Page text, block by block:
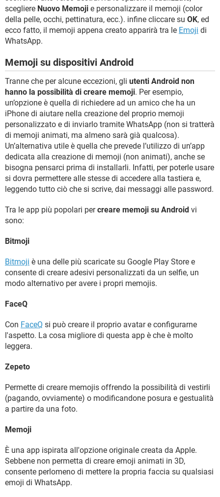
scegliere Nuovo Memoji e personalizzare il memoji (color
della pelle, occhi, pettinatura, ecc.). infine cliccare su OK, ed
ecco fatto, il memoji appena creato apparirà tra le Emoji di
WhatsApp.
Memoji su dispositivi Android
Tranne che per alcune eccezioni, gli utenti Android non
hanno la possibilità di creare memoji. Per esempio,
un’opzione è quella di richiedere ad un amico che ha un
iPhone di aiutare nella creazione del proprio memoji
personalizzato e di inviarlo tramite WhatsApp (non si tratterà
di memoji animati, ma almeno sarà già qualcosa).
Un’alternativa utile è quella che prevede l’utilizzo di un’app
dedicata alla creazione di memoji (non animati), anche se
bisogna pensarci prima di installarli. Infatti, per poterle usare
si dovra permettere alle stesse di accedere alla tastiera e,
leggendo tutto ciò che si scrive, dai messaggi alle password.
Tra le app più popolari percreare memoji su Android vi
sono:
Bitmoji
Bitmoji è una delle più scaricate su Google Play Store e
consente di creare adesivi personalizzati da un selfie, un
modo alternativo per avere i propri memojis.
FaceQ
Con FaceQ si può creare il proprio avatar e configurarne
l'aspetto. La cosa migliore di questa app è che è molto
leggera.
Zepeto
Permette di creare memojis offrendo la possibilità di vestirli
(pagando, ovviamente) o modificandone posura e gestualità
a partire da una foto.
Memoji
È una app ispirata all'opzione originale creata da Apple.
Sebbene non permetta di creare emoji animati in 3D,
consente perlomeno di mettere la propria faccia su qualsiasi
emoji di WhatsApp.